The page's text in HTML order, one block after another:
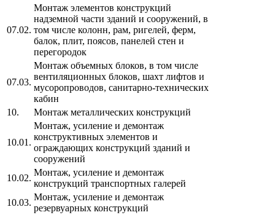
07.02.
Монтаж элементов конструкций
надземной части зданий и сооружений, в
том числе колонн, рам, ригелей, ферм,
балок, плит, поясов, панелей стен и
перегородок
07.03.
Монтаж объемных блоков, в том числе
вентиляционных блоков, шахт лифтов и
мусоропроводов, санитарно-технических
кабин
10.
Монтаж металлических конструкций
10.01.
Монтаж, усиление и демонтаж
конструктивных элементов и
ограждающих конструкций зданий и
сооружений
10.02.
Монтаж, усиление и демонтаж
конструкций транспортных галерей
10.03.
Монтаж, усиление и демонтаж
резервуарных конструкций